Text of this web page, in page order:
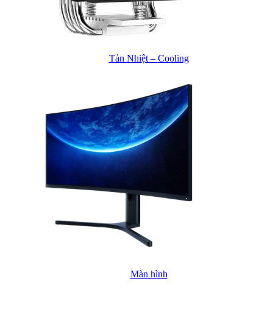
Tản Nhiệt – Cooling
Màn hình